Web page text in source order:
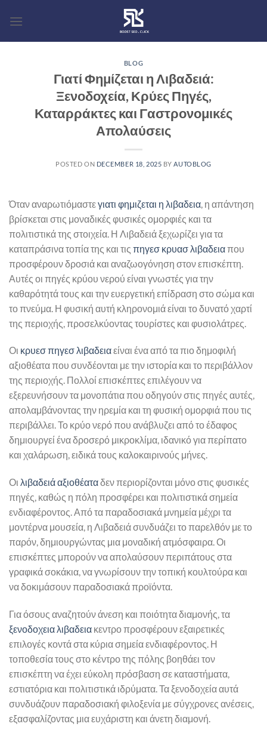
BLOG
Γιατί Φημίζεται η Λιβαδειά:
Ξενοδοχεία, Κρύες Πηγές,
Καταρράκτες και Γαστρονομικές
Απολαύσεις
POSTED ON DECEMBER 18, 2025 BY AUTOBLOG
Όταν αναρωτιόμαστεγιατι φημιζεται η λιβαδεια , η απάντηση
βρίσκεται στις μοναδικές φυσικές ομορφιές και τα
πολιτιστικά της στοιχεία. Η Λιβαδειά ξεχωρίζει για τα
καταπράσινα τοπία της και τις πηγεσ κρυασ λιβαδειαπου
προσφέρουν δροσιά και αναζωογόνηση στον επισκέπτη.
Αυτές οι πηγές κρύου νερού είναι γνωστές για την
καθαρότητά τους και την ευεργετική επίδραση στο σώμα και
το πνεύμα. Η φυσική αυτή κληρονομιά είναι το δυνατό χαρτί
της περιοχής, προσελκύοντας τουρίστες και φυσιολάτρες.
Οι κρυεσ πηγεσ λιβαδειαείναι ένα από τα πιο δημοφιλή
αξιοθέατα που συνδέονται με την ιστορία και το περιβάλλον
της περιοχής. Πολλοί επισκέπτες επιλέγουν να
εξερευνήσουν τα μονοπάτια που οδηγούν στις πηγές αυτές,
απολαμβάνοντας την ηρεμία και τη φυσική ομορφιά που τις
περιβάλλει. Το κρύο νερό που ανάβλυζει από το έδαφος
δημιουργεί ένα δροσερό μικροκλίμα, ιδανικό για περίπατο
και χαλάρωση, ειδικά τους καλοκαιρινούς μήνες.
Οι λιβαδειά αξιοθέαταδεν περιορίζονται μόνο στις φυσικές
πηγές, καθώς η πόλη προσφέρει και πολιτιστικά σημεία
ενδιαφέροντος. Από τα παραδοσιακά μνημεία μέχρι τα
μοντέρνα μουσεία, η Λιβαδειά συνδυάζει το παρελθόν με το
παρόν, δημιουργώντας μια μοναδική ατμόσφαιρα. Οι
επισκέπτες μπορούν να απολαύσουν περιπάτους στα
γραφικά σοκάκια, να γνωρίσουν την τοπική κουλτούρα και
να δοκιμάσουν παραδοσιακά προϊόντα.
Για όσους αναζητούν άνεση και ποιότητα διαμονής, τα
ξενοδοχεια λιβαδεια κεντρο προσφέρουν εξαιρετικές
επιλογές κοντά στα κύρια σημεία ενδιαφέροντος. Η
τοποθεσία τους στο κέντρο της πόλης βοηθάει τον
επισκέπτη να έχει εύκολη πρόσβαση σε καταστήματα,
εστιατόρια και πολιτιστικά ιδρύματα. Τα ξενοδοχεία αυτά
συνδυάζουν παραδοσιακή φιλοξενία με σύγχρονες ανέσεις,
εξασφαλίζοντας μια ευχάριστη και άνετη διαμονή.